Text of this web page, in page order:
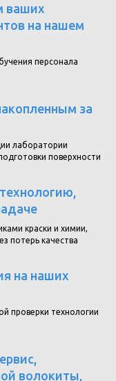
ваших
на нашем
персонала
за
лаборатории
поверхности
краски и химии,
потерь качества
на наших
проверки технологии
волокиты,